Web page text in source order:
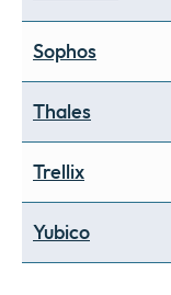
Sophos
Thales
Trellix
Yubico